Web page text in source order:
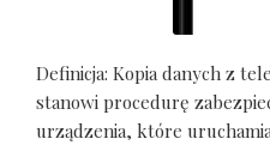
Definicja: Kopia danych z
stanowi procedurę
urządzenia, które